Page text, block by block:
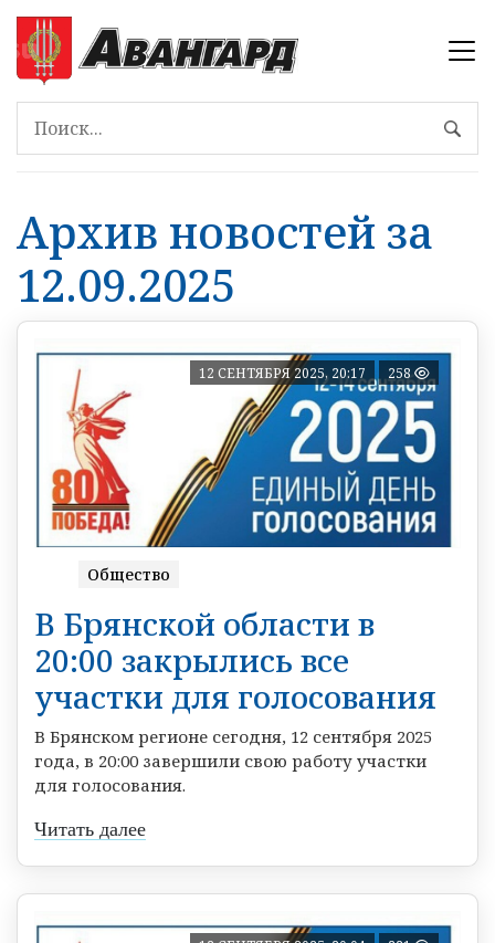
Архив новостей за
12.09.2025
12 СЕНТЯБРЯ 2025, 20:17 258
Общество
В Брянской области в
20:00 закрылись все
участки для голосования
В Брянском регионе сегодня, 12 сентября 2025
года, в 20:00 завершили свою работу участки
для голосования.
Читать далее